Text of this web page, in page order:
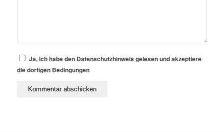
Ja, ich habe den Datenschutzhinweis gelesen und akzeptiere
die dortigen Bedingungen